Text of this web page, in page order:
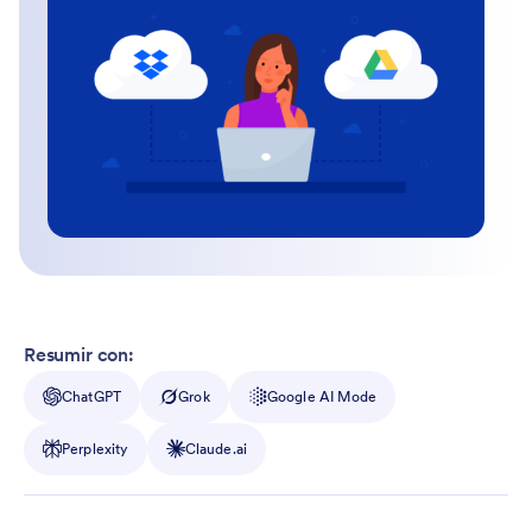
Resumir con:
ChatGPT Grok Google AI Mode
Perplexity Claude.ai